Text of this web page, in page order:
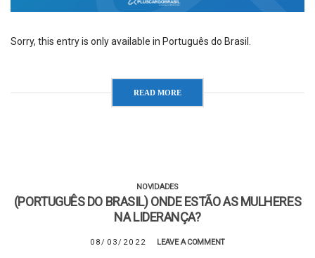
Sorry, this entry is only available in Português do Brasil.
READ MORE
NOVIDADES
(PORTUGUÊS DO BRASIL) ONDE ESTÃO AS MULHERES
NA LIDERANÇA?
08/03/2022 LEAVE A COMMENT